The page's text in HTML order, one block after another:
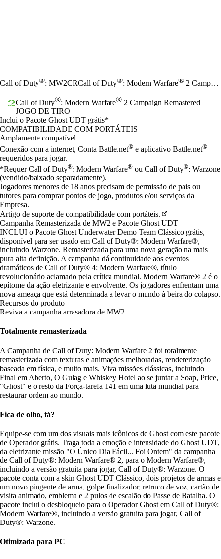
Call of Duty®: MW2CRCall of Duty®: Modern Warfare® 2 Campaign Remastered
Call of Duty®: Modern Warfare® 2 Campaign Remastered
JOGO DE TIRO
Product Notification
Inclui o Pacote Ghost UDT grátis*
Preço
Available actions
COMPATIBILIDADE COM PORTÁTEIS
Amplamente compatível
Conexão com a internet, Conta Battle.net® e aplicativo Battle.net®
requeridos para jogar.
*Requer Call of Duty®: Modern Warfare® ou Call of Duty®: Warzone
(vendido/baixado separadamente).
Jogadores menores de 18 anos precisam de permissão de pais ou
tutores para comprar pontos de jogo, produtos e/ou serviços da
Empresa.
Artigo de suporte de compatibilidade com portáteis.
Campanha Remasterizada de MW2 e Pacote Ghost UDT
INCLUI o Pacote Ghost Underwater Demo Team Clássico grátis,
disponível para ser usado em Call of Duty®: Modern Warfare®,
incluindo Warzone. Remasterizada para uma nova geração na mais
pura alta definição. A campanha dá continuidade aos eventos
dramáticos de Call of Duty® 4: Modern Warfare®, título
revolucionário aclamado pela crítica mundial. Modern Warfare® 2 é o
epítome da ação eletrizante e envolvente. Os jogadores enfrentam uma
nova ameaça que está determinada a levar o mundo à beira do colapso.
Recursos do produto
Reviva a campanha arrasadora de MW2
Totalmente remasterizada
A Campanha de Call of Duty: Modern Warfare 2 foi totalmente
remasterizada com texturas e animações melhoradas, rendererização
baseada em física, e muito mais. Viva missões clássicas, incluindo
Final em Aberto, O Gulag e Whiskey Hotel ao se juntar a Soap, Price,
"Ghost" e o resto da Força-tarefa 141 em uma luta mundial para
restaurar ordem ao mundo.
Fica de olho, tá?
Equipe-se com um dos visuais mais icônicos de Ghost com este pacote
de Operador grátis. Traga toda a emoção e intensidade do Ghost UDT,
da eletrizante missão "O Único Dia Fácil... Foi Ontem" da campanha
de Call of Duty®: Modern Warfare® 2, para o Modern Warfare®,
incluindo a versão gratuita para jogar, Call of Duty®: Warzone. O
pacote conta com a skin Ghost UDT Clássico, dois projetos de armas e
um novo pingente de arma, golpe finalizador, retruco de voz, cartão de
visita animado, emblema e 2 pulos de escalão do Passe de Batalha. O
pacote inclui o desbloqueio para o Operador Ghost em Call of Duty®:
Modern Warfare®, incluindo a versão gratuita para jogar, Call of
Duty®: Warzone.
Otimizada para PC